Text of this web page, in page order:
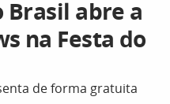
Brasil abre a
na Festa do
de forma gratuita